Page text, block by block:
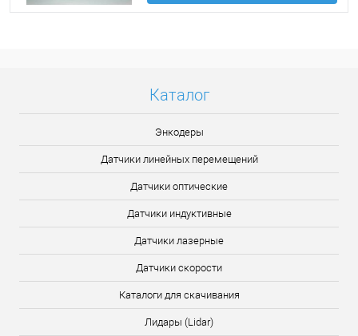
Каталог
Энкодеры
Датчики линейных перемещений
Датчики оптические
Датчики индуктивные
Датчики лазерные
Датчики скорости
Каталоги для скачивания
Лидары (Lidar)